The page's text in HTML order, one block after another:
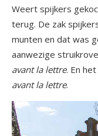
Weert spijkers
terug. De zak
munten en dat was
aanwezige
avant la lettre. En
avant la lettre.